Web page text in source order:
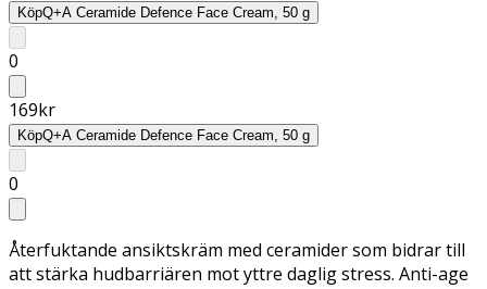
KöpQ+A Ceramide Defence Face Cream, 50 g
0
169kr
KöpQ+A Ceramide Defence Face Cream, 50 g
0
Återfuktande ansiktskräm med ceramider som bidrar till
att stärka hudbarriären mot yttre daglig stress. Anti-age